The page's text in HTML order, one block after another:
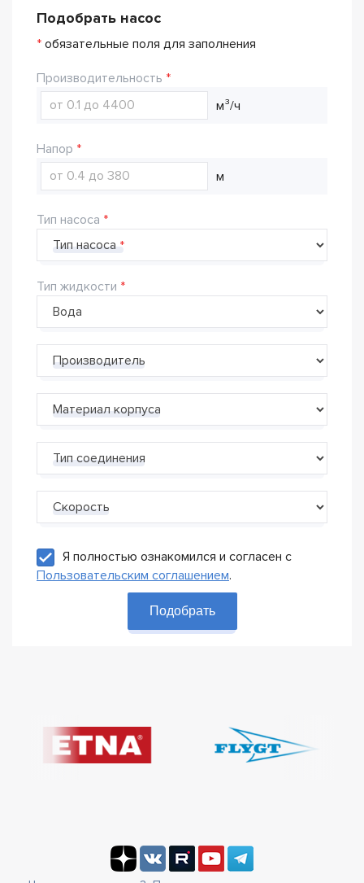
Подобрать насос
* обязательные поля для заполнения
Производительность
м³/ч
Напор
м
Тип насоса
Тип насоса
Тип жидкости
Производитель
Материал корпуса
Тип соединения
Скорость
Я полностью ознакомился и согласен с
Пользовательским соглашением.
Подобрать